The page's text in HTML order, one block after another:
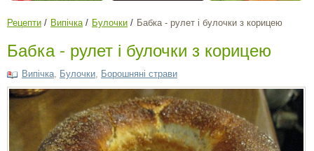
Рецепти Випічка Булочки Бабка - рулет і булочки з корицею
Бабка - рулет і булочки з корицею
Випічка Булочки Борошняні страви